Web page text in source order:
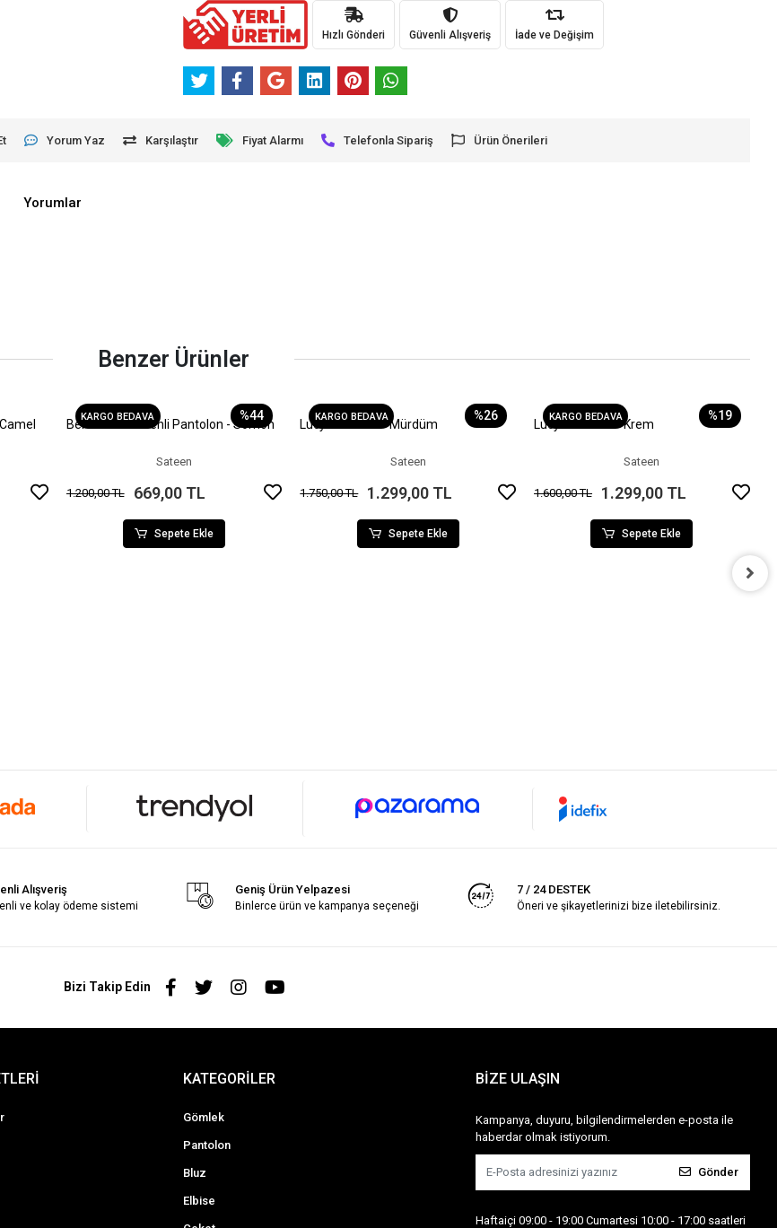
Hızlı Gönderi Güvenli Alışveriş İade ve Değişim
Yorum Yaz Karşılaştır Fiyat Alarmı Telefonla Sipariş Ürün Önerileri
Yorumlar
Benzer Ürünler
KARGO BEDAVA %44
Sepete Ekle
Bel Lastikli Desenli Pantolon - Somon
Sateen
1.200,00 TL 669,00 TL
Sepete Ekle
KARGO BEDAVA %26
Sepete Ekle
Lucy Pantolon - Mürdüm
Sateen
1.750,00 TL 1.299,00 TL
Sepete Ekle
KARGO BEDAVA %19
Sepete Ekle
Lucy Pantolon - Krem
Sateen
1.600,00 TL 1.299,00 TL
Sepete Ekle
Alışveriş
ve kolay ödeme sistemi
Geniş Ürün Yelpazesi
Binlerce ürün ve kampanya seçeneği
7 / 24 DESTEK
Öneri ve şikayetlerinizi bize iletebilirsiniz.
Bizi Takip Edin
KATEGORİLER
Gömlek
Pantolon
Bluz
Elbise
BİZE ULAŞIN
Kampanya, duyuru, bilgilendirmelerden e-posta ile
haberdar olmak istiyorum.
Gönder
Haftaiçi 09:00 - 19:00 Cumartesi 10:00 - 17:00 saatleri